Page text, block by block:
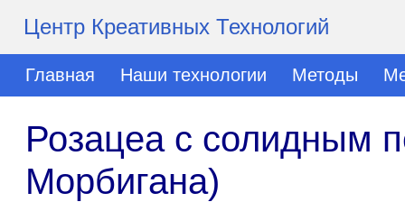
Центр Креативных Технологий
Главная Наши технологии Методы
Розацеа с солидным
Морбигана)